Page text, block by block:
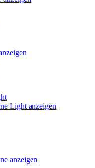
Light anzeigen
anzeigen